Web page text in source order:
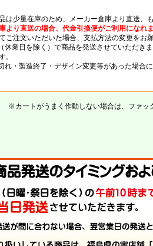
は少量在庫のため、メーカー倉庫より直送、
より直送の場合、代金引換便がご利用になれ
ご注文いただいた場合、支払方法の変更をお
休業日を除く）で商品を発送させていただき
。
れ・製造終了・デザイン変更等があった場合
※カートがうまく作動しない場合は、ファッ